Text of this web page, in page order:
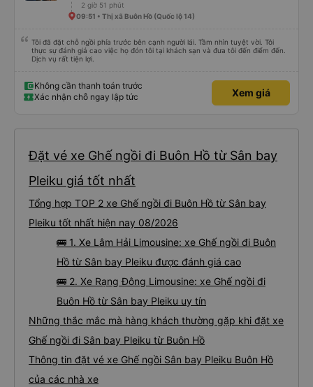
2 giờ 51 phút
09:51 • Thị xã Buôn Hồ (Quốc lộ 14)
Tôi đã đặt chỗ ngồi phía trước bên cạnh người lái. Tầm nhìn tuyệt vời. Tôi
thực sự đánh giá cao việc họ đón tôi tại khách sạn và đưa tôi đến điểm đến.
Dịch vụ rất tiện lợi.
Không cần thanh toán trước
Xác nhận chỗ ngay lập tức
Xem giá
Đặt vé xe Ghế ngồi đi Buôn Hồ từ Sân bay
Pleiku giá tốt nhất
Tổng hợp TOP 2 xe Ghế ngồi đi Buôn Hồ từ Sân bay
Pleiku tốt nhất hiện nay 08/2026
🚌 1. Xe Lâm Hải Limousine: xe Ghế ngồi đi Buôn
Hồ từ Sân bay Pleiku được đánh giá cao
🚌 2. Xe Rạng Đông Limousine: xe Ghế ngồi đi
Buôn Hồ từ Sân bay Pleiku uy tín
Những thắc mắc mà hàng khách thường gặp khi đặt xe
Ghế ngồi đi Sân bay Pleiku từ Buôn Hồ
Thông tin đặt vé xe Ghế ngồi Sân bay Pleiku Buôn Hồ
của các nhà xe